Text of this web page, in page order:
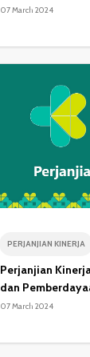
07 March 2024
PERJANJIAN KINERJA
Perjanjian
dan
07 March 2024